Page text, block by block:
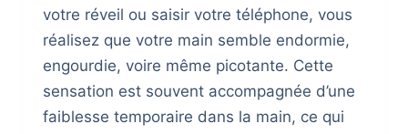
votre réveil ou saisir votre téléphone, vous
réalisez que votre main semble endormie,
engourdie, voire même picotante. Cette
sensation est souvent accompagnée d’une
faiblesse temporaire dans la main, ce qui